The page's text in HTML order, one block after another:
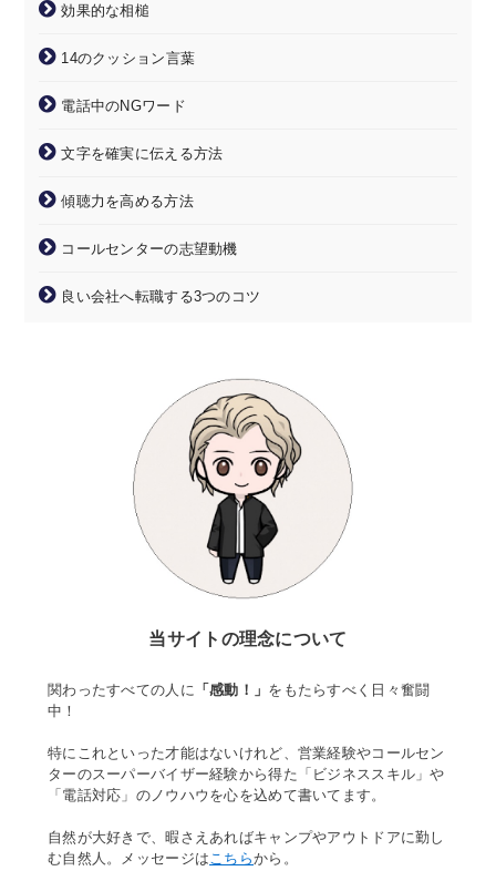
効果的な相槌
14のクッション言葉
電話中のNGワード
文字を確実に伝える方法
傾聴力を高める方法
コールセンターの志望動機
良い会社へ転職する3つのコツ
当サイトの理念について
関わったすべての人に 「感動！」 をもたらすべく日々奮闘
中！
特にこれといった才能はないけれど、営業経験やコールセン
ターのスーパーバイザー経験から得た「ビジネススキル」や
「電話対応」のノウハウを心を込めて書いてます。
自然が大好きで、暇さえあればキャンプやアウトドアに勤し
む自然人。メッセージは こちらから。